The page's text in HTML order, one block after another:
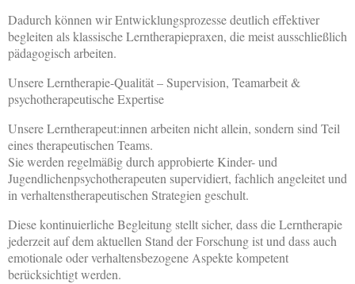
Dadurch können wir Entwicklungsprozesse deutlich effektiver
begleiten als klassische Lerntherapiepraxen, die meist ausschließlich
pädagogisch arbeiten.
Unsere Lerntherapie-Qualität – Supervision, Teamarbeit &
psychotherapeutische Expertise
Unsere Lerntherapeut:innen arbeiten nicht allein, sondern sind Teil
eines therapeutischen Teams.
Sie werden regelmäßig durch approbierte Kinder- und
Jugendlichenpsychotherapeuten supervidiert, fachlich angeleitet und
in verhaltenstherapeutischen Strategien geschult.
Diese kontinuierliche Begleitung stellt sicher, dass die Lerntherapie
jederzeit auf dem aktuellen Stand der Forschung ist und dass auch
emotionale oder verhaltensbezogene Aspekte kompetent
berücksichtigt werden.